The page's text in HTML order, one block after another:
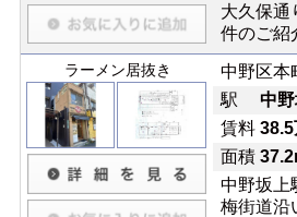
大久保通
件のご紹
ラーメン居抜き
中野区本
駅 中
賃料 38.5
面積
中野坂上
梅街道沿